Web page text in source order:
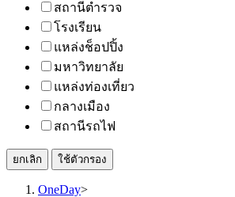
สถานีตำรวจ
โรงเรียน
แหล่งช็อปปิ้ง
มหาวิทยาลัย
แหล่งท่องเที่ยว
กลางเมือง
สถานีรถไฟ
ยกเลิก ใช้ตัวกรอง
OneDay>